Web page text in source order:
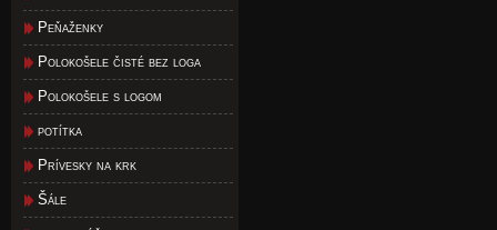
Peňaženky
Polokošele čisté bez loga
Polokošele s logom
potítka
Prívesky na krk
Šále